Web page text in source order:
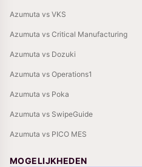
Azumuta vs VKS
Azumuta vs Critical Manufacturing
Azumuta vs Dozuki
Azumuta vs Operations1
Azumuta vs Poka
Azumuta vs SwipeGuide
Azumuta vs PICO MES
MOGELIJKHEDEN